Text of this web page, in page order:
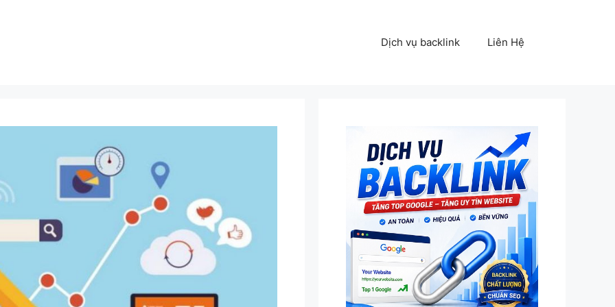
Dịch vụ backlink Liên Hệ